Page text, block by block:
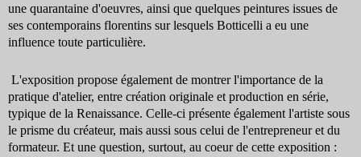
une quarantaine d'oeuvres, ainsi que quelques peintures issues de
ses contemporains florentins sur lesquels Botticelli a eu une
influence toute particulière.
L'exposition propose également de montrer l'importance de la
pratique d'atelier, entre création originale et production en série,
typique de la Renaissance. Celle-ci présente également l'artiste sous
le prisme du créateur, mais aussi sous celui de l'entrepreneur et du
formateur. Et une question, surtout, au coeur de cette exposition :